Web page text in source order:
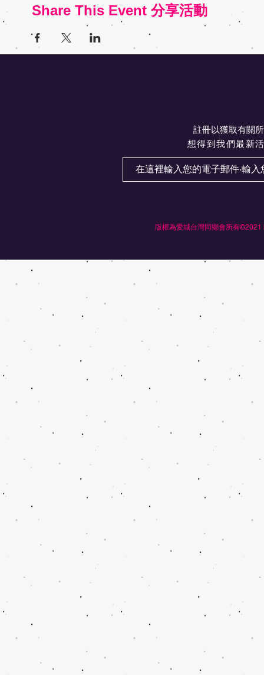
Share This Event 分享活動
註冊以獲取有關
想得到我們最新
版權為愛城台灣同鄉會所有